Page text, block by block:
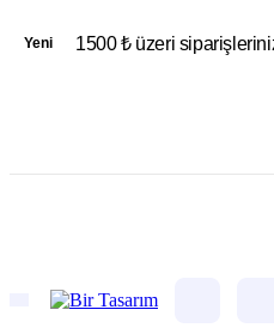
Yeni 1500 ₺ üzeri